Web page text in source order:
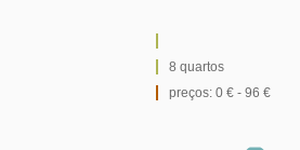
8 quartos
preços: 0 € - 96 €